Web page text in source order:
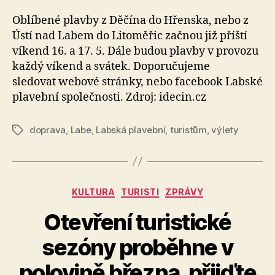
Oblíbené plavby z Děčína do Hřenska, nebo z
Ústí nad Labem do Litoměřic začnou již příští
víkend 16. a 17. 5. Dále budou plavby v provozu
každý víkend a svátek. Doporučujeme
sledovat webové stránky, nebo facebook Labské
plavební společnosti. Zdroj: idecin.cz
Štítkydoprava, Labe, Labská plavební, turistům,výlety
Rubriky
KULTURA TURISTI ZPRÁVY
Otevření turistické
sezóny proběhne v